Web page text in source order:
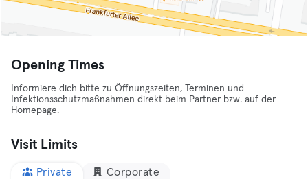
Opening Times
Informiere dich bitte zu Öffnungszeiten, Terminen und
Infektionsschutzmaßnahmen direkt beim Partner bzw. auf der
Homepage.
Visit Limits
Private Corporate